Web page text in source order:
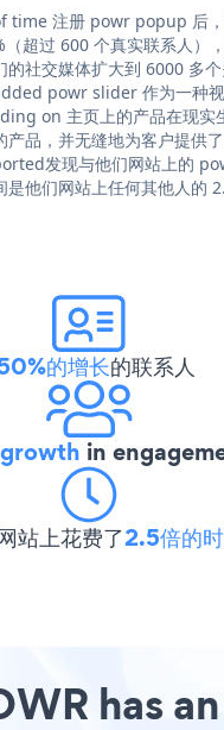
time 注册 powr popup 后
（超过 600 个真实联系人）
社交媒体扩大到 6000 多
powr slider 作为一种
on 主页上的产品在现实
产品，并无缝地为客户提供
发现与他们网站上的
他们网站上任何其他人的
的增长的联系人
in
站上花费了2.5倍的
has